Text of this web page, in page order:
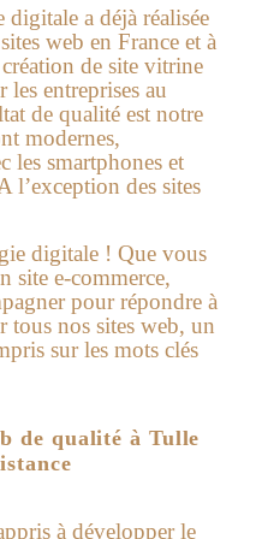
a déjà réalisée
web en France et à
de site vitrine
entreprises au
de qualité est notre
modernes,
les smartphones et
l’exception des sites
digitale ! Que vous
site e-commerce,
pour répondre à
tous nos sites web, un
sur les mots clés
de qualité à Tulle
à développer le